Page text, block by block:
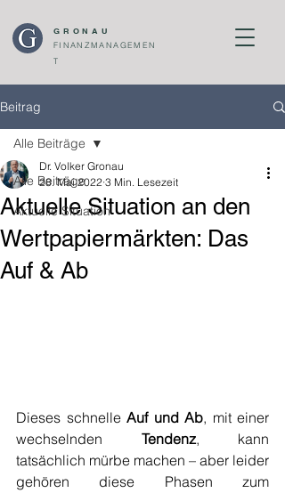
GRONAU
FINANZMANAGEMEN
T
Beitrag
Alle Beiträge
Aktuelle Situation
Alle Beiträge
Aktuelle Situation an den
Wertpapiermärkten: Das
Auf & Ab
Dr. Volker Gronau
28. Mai 2022 3 Min. Lesezeit
Dieses schnelle Auf und Ab, mit einer
wechselnden Tendenz, kann
tatsächlich mürbe machen – aber leider
gehören diese Phasen zum